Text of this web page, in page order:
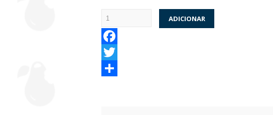
ADICIONAR
Facebook
Twitter